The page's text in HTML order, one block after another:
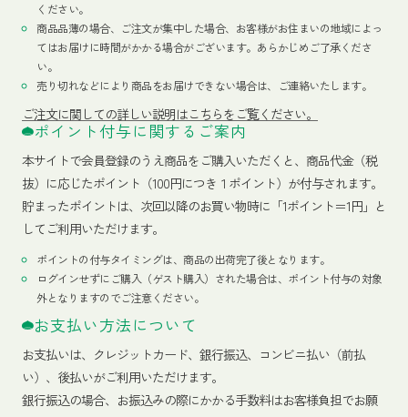
ください。
商品品薄の場合、ご注文が集中した場合、お客様がお住まいの地域によっ
てはお届けに時間がかかる場合がございます。あらかじめご了承くださ
い。
売り切れなどにより商品をお届けできない場合は、ご連絡いたします。
ご注文に関しての詳しい説明はこちらをご覧ください。
ポイント付与に関するご案内
本サイトで会員登録のうえ商品をご購入いただくと、商品代金（税
抜）に応じたポイント（100円につき１ポイント）が付与されます。
貯まったポイントは、次回以降のお買い物時に「1ポイント＝1円」と
してご利用いただけます。
ポイントの付与タイミングは、商品の出荷完了後となります。
ログインせずにご購入（ゲスト購入）された場合は、ポイント付与の対象
外となりますのでご注意ください。
お支払い方法について
お支払いは、クレジットカード、銀行振込、コンビニ払い（前払
い）、後払いがご利用いただけます。
銀行振込の場合、お振込みの際にかかる手数料はお客様負担でお願